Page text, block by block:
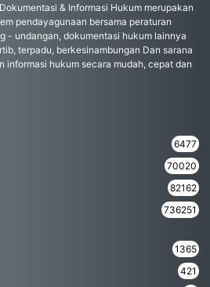
& Informasi Hukum merupakan
pendayagunaan bersama peraturan
- undangan, dokumentasi hukum lainnya
terpadu, berkesinambungan Dan sarana
informasi hukum secara mudah, cepat dan
6477
70020
82162
736251
1365
421